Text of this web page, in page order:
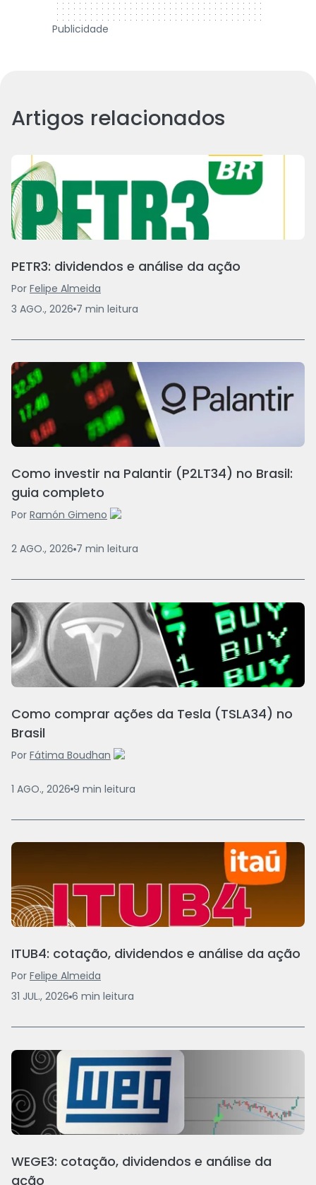
Publicidade
Artigos relacionados
PETR3: dividendos e análise da ação
Por Felipe Almeida
3 AGO., 2026 7 min leitura
Como investir na Palantir (P2LT34) no Brasil:
guia completo
Por Ramón Gimeno
2 AGO., 2026 7 min leitura
Como comprar ações da Tesla (TSLA34) no
Brasil
Por Fátima Boudhan
1 AGO., 2026 9 min leitura
ITUB4: cotação, dividendos e análise da ação
Por Felipe Almeida
31 JUL., 2026 6 min leitura
WEGE3: cotação, dividendos e análise da
ação